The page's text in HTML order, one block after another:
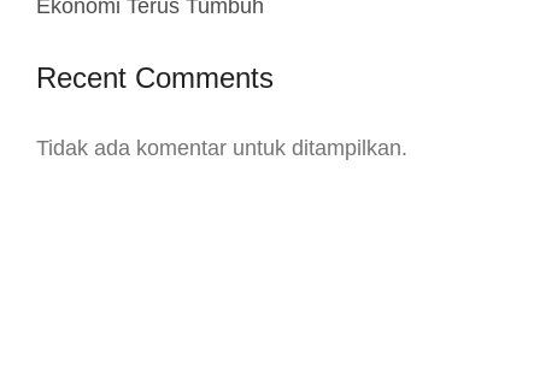
Ekonomi Terus Tumbuh
Recent Comments
Tidak ada komentar untuk ditampilkan.